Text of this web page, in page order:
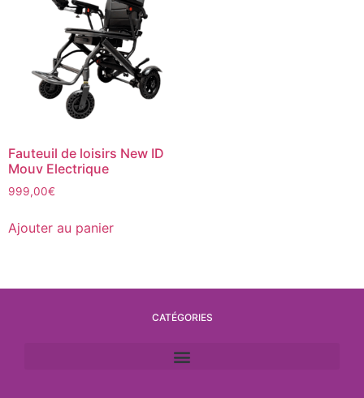
Fauteuil de loisirs New ID
Mouv Electrique
999,00€
Ajouter au panier
CATÉGORIES